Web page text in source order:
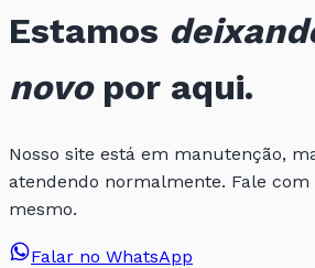
Estamos
novo por aqui.
Nosso site está em manutenção,
atendendo normalmente. Fale com
mesmo.
Falar no WhatsApp